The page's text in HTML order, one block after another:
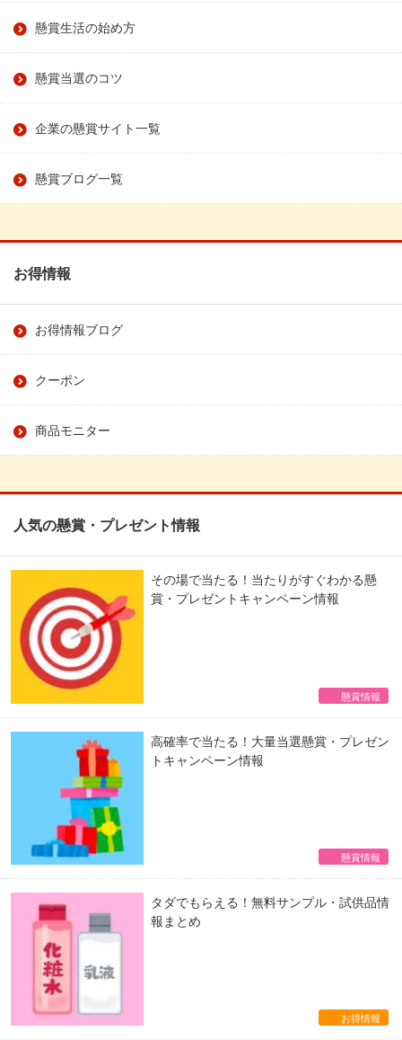
懸賞生活の始め方
懸賞当選のコツ
企業の懸賞サイト一覧
懸賞ブログ一覧
お得情報
お得情報ブログ
クーポン
商品モニター
人気の懸賞・プレゼント情報
その場で当たる！当たりがすぐわかる懸
賞・プレゼントキャンペーン情報
懸賞情報
高確率で当たる！大量当選懸賞・プレゼン
トキャンペーン情報
懸賞情報
タダでもらえる！無料サンプル・試供品情
報まとめ
お得情報